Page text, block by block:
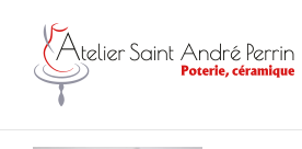
contenu
ARTE – REG’ARTS